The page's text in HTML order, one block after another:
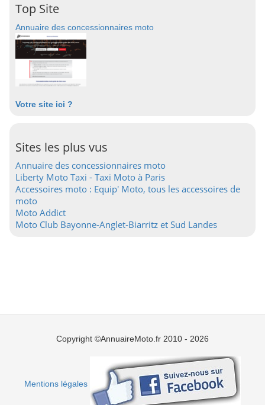
Top Site
Annuaire des concessionnaires moto
Votre site ici ?
Sites les plus vus
Annuaire des concessionnaires moto
Liberty Moto Taxi - Taxi Moto à Paris
Accessoires moto : Equip' Moto, tous les accessoires de
moto
Moto Addict
Moto Club Bayonne-Anglet-Biarritz et Sud Landes
Copyright ©AnnuaireMoto.fr 2010 - 2026
Mentions légales